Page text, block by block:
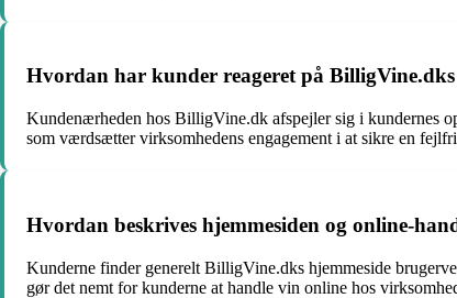
Hvordan har kunder reageret på
Kundenærheden hos BilligVine.dk afspejler sig i kundernes
som værdsætter virksomhedens engagement i at sikre en
Hvordan beskrives hjemmesiden og online-
Kunderne finder generelt BilligVine.dks hjemmeside
gør det nemt for kunderne at handle vin online hos